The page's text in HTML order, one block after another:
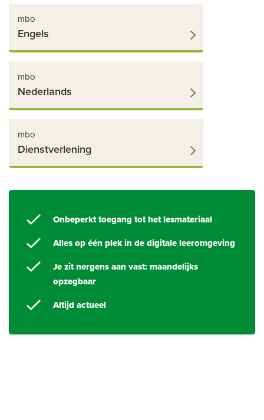
mbo
Engels
mbo
Nederlands
mbo
Dienstverlening
Onbeperkt toegang tot het lesmateriaal
Alles op één plek in de digitale leeromgeving
Je zit nergens aan vast: maandelijks
opzegbaar
Altijd actueel